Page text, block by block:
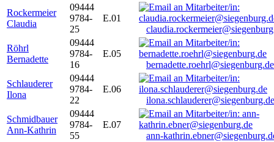
Rockermeier
Claudia
09444
9784-
25
E.01
Röhrl
Bernadette
09444
9784-
16
E.05
bernadette.roehrl@siegenburg.de
Schlauderer
Ilona
09444
9784-
22
E.06
ilona.schlauderer@siegenburg.de
Schmidbauer
Ann-Kathrin
09444
9784-
55
E.07
ann-